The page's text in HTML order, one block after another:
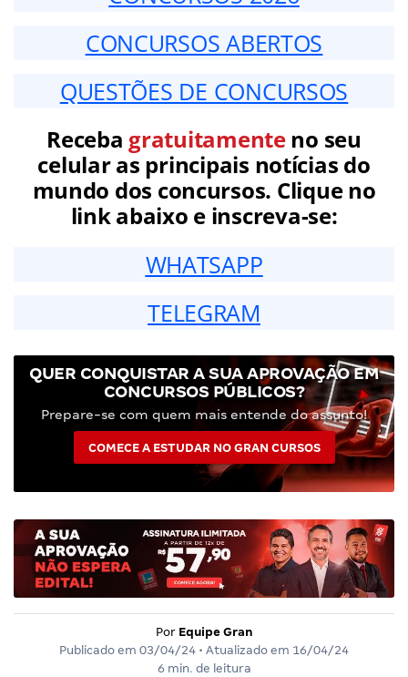
CONCURSOS ABERTOS
QUESTÕES DE CONCURSOS
Receba gratuitamenteno seu
celular as principais notícias do
mundo dos concursos. Clique no
link abaixo e inscreva-se:
WHATSAPP
TELEGRAM
QUER CONQUISTAR A SUA APROVAÇÃO EM
CONCURSOS PÚBLICOS?
Prepare-se com quem mais entende do assunto!
COMECE A ESTUDAR NO GRAN CURSOS
Por Equipe Gran
Publicado em 03/04/24 • Atualizado em 16/04/24
6 min. de leitura